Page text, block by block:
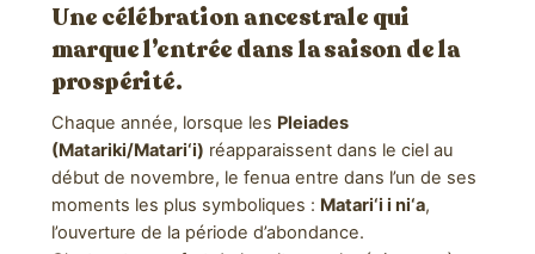
Une célébration ancestrale qui
marque l’entrée dans la saison de la
prospérité.
Chaque année, lorsque les Pleiades
(Matariki/Matari‘i) réapparaissent dans le ciel au
début de novembre, le fenua entre dans l’un de ses
moments les plus symboliques : Matari‘i i ni‘a,
l’ouverture de la période d’abondance.